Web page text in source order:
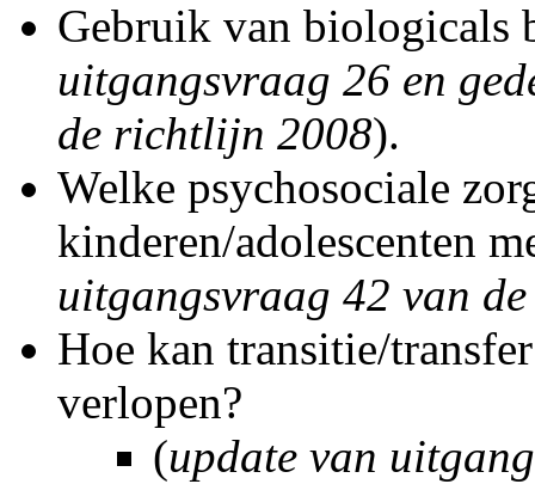
Gebruik van biologicals
uitgangsvraag 26 en
de richtlijn 2008).
Welke psychosociale
kinderen/adolescenten
uitgangsvraag 42 van
Hoe kan transitie/
verlopen?
(update van